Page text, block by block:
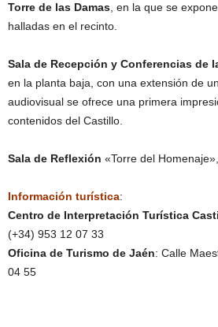
Torre de las Damas , en la que se
halladas en el recinto.
Sala de Recepción y Conferencias de
en la planta baja, con una extensión de
audiovisual se ofrece una primera
contenidos del Castillo.
Sala de Reflexión «Torre del
Información turística:
Centro de Interpretación Turística
(+34) 953 12 07 33
Oficina de Turismo de Jaén: Calle
04 55